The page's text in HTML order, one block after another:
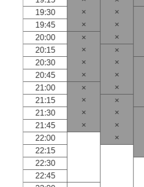
19:30
× ×
19:45
× ×
20:00
× ×
20:15
× ×
20:30
× ×
20:45
× ×
21:00
× ×
21:15
× ×
21:30
× ×
21:45
× ×
22:00
×
22:15
22:30
22:45